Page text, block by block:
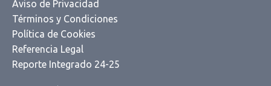
Aviso de Privacidad
Términos y Condiciones
Política de Cookies
Referencia Legal
Reporte Integrado 24-25